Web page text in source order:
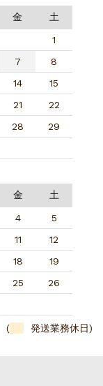
金 土
1
7
8
14
15
21
22
28
29
金 土
4
5
11
12
18
19
25
26
( 発送業務休日)